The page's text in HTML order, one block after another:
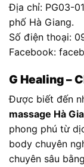
Địa chỉ: PG03-
phố Hà Giang.
Số điện thoại:
Facebook:
G Healing –
Được biết đến
massage Hà
phong phú từ
body chuyên
chuyên sâu